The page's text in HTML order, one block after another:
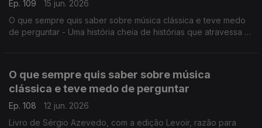
Ep. 109
15 jun. 2026
O que sempre quis saber sobre música clássica e teve medo
de perguntar - Uma história cheia de histórias que atravessa a
O que sempre quis saber sobre música
clássica e teve medo de perguntar
Ep. 108
12 jun. 2026
Livro de Sérgio Azevedo, com a edição Levoir, razão para